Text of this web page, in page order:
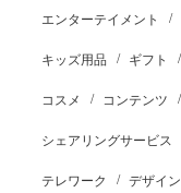
エンターテイメント
キッズ用品 ギフト
コスメ コンテンツ
シェアリングサービス
テレワーク デザイン